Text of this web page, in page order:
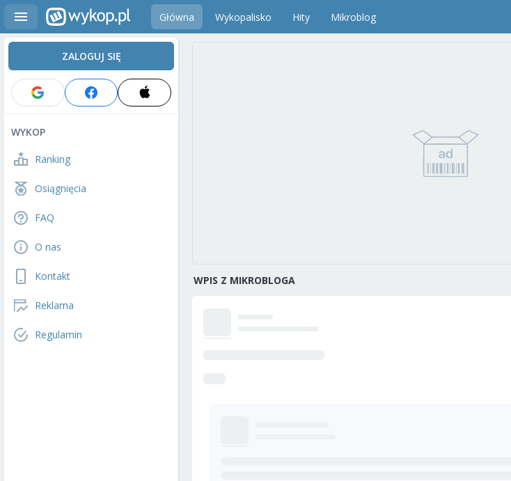
Główna Wykopalisko Hity Mikroblog
ZALOGUJ SIĘ
WYKOP
Ranking
Osiągnięcia
FAQ
O nas
Kontakt
Reklama
Regulamin
WPIS Z MIKROBLOGA